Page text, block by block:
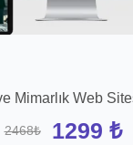
Mimarlık Web
2468₺ 1299 ₺